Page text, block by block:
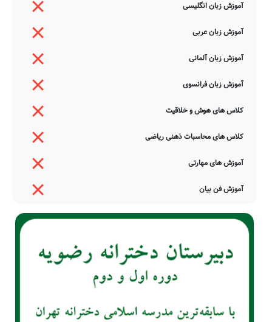
آموزش زبان انگلیسی
آموزش زبان عربی
آموزش زبان آلمانی
آموزش زبان فرانسوی
کلاس های هوش و خلاقیت
کلاس های محاسبات ذهنی ریاضی
آموزش های مهارتی
آموزش فن بیان